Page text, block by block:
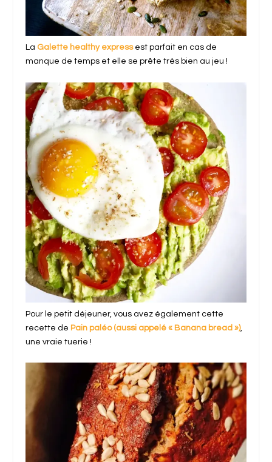
La Galette healthy express est parfait en cas de
manque de temps et elle se prête très bien au jeu !
Pour le petit déjeuner, vous avez également cette
recette de Pain paléo (aussi appelé « Banana bread »),
une vraie tuerie !